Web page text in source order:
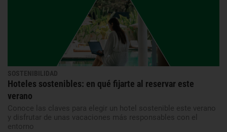
SOSTENIBILIDAD
Hoteles sostenibles: en qué fijarte al reservar este
verano
Conoce las claves para elegir un hotel sostenible este verano
y disfrutar de unas vacaciones más responsables con el
entorno